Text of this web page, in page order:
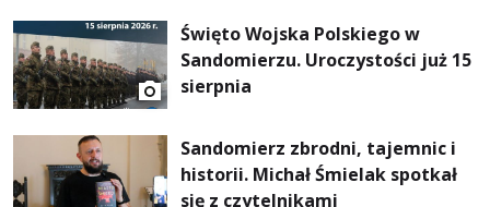
Święto Wojska Polskiego w
Sandomierzu. Uroczystości już 15
sierpnia
Sandomierz zbrodni, tajemnic i
historii. Michał Śmielak spotkał
się z czytelnikami